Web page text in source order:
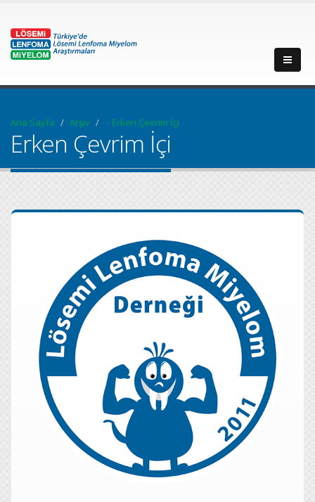
Ana Sayfa Arşiv - Erken Çevrim İçi
Erken Çevrim İçi